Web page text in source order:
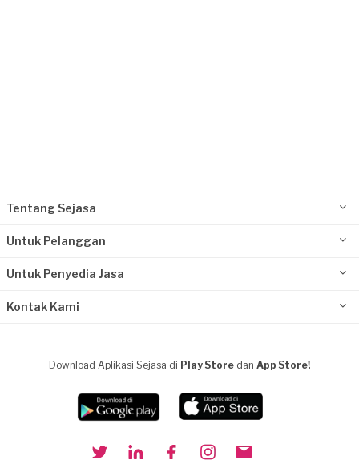
Tentang Sejasa
Untuk Pelanggan
Untuk Penyedia Jasa
Kontak Kami
Download Aplikasi Sejasa di Play Store dan App Store!